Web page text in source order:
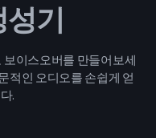
성기
보이스오버를 만들어보세
적인 오디오를 손쉽게 얻
.